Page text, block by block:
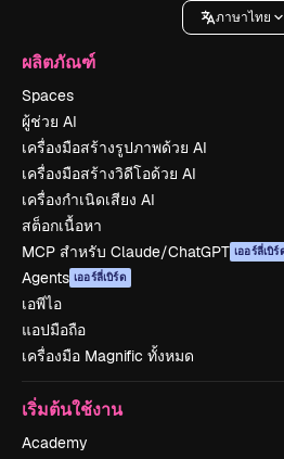
ภาษาไทย
ผลิตภัณฑ์
Spaces
ผู้ช่วย AI
เครื่องมือสร้างรูปภาพด้วย AI
เครื่องมือสร้างวิดีโอด้วย AI
เครื่องกำเนิดเสียง AI
สต็อกเนื้อหา
MCP สำหรับ Claude/ChatGPT เออร์ลี่เบิร์
Agents เออร์ลี่เบิร์ด
เอพีไอ
แอปมือถือ
เครื่องมือ Magnific ทั้งหมด
เริ่มต้นใช้งาน
Academy